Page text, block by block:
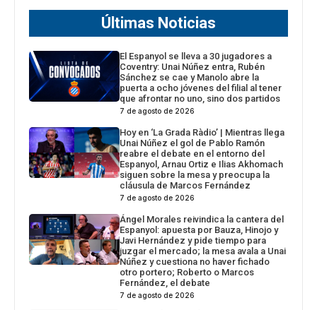
Últimas Noticias
El Espanyol se lleva a 30 jugadores a
Coventry: Unai Núñez entra, Rubén
Sánchez se cae y Manolo abre la
puerta a ocho jóvenes del filial al tener
que afrontar no uno, sino dos partidos
7 de agosto de 2026
Hoy en ‘La Grada Ràdio’ | Mientras llega
Unai Núñez el gol de Pablo Ramón
reabre el debate en el entorno del
Espanyol, Arnau Ortiz e Ilias Akhomach
siguen sobre la mesa y preocupa la
cláusula de Marcos Fernández
7 de agosto de 2026
Ángel Morales reivindica la cantera del
Espanyol: apuesta por Bauza, Hinojo y
Javi Hernández y pide tiempo para
juzgar el mercado; la mesa avala a Unai
Núñez y cuestiona no haver fichado
otro portero; Roberto o Marcos
Fernández, el debate
7 de agosto de 2026